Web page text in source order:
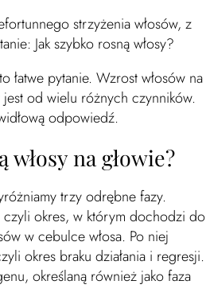
strzyżenia włosów, z
Jak szybko rosną włosy?
pytanie. Wzrost włosów na
od wielu różnych czynników.
odpowiedź.
włosy na głowie?
trzy odrębne fazy.
czyli okres, w którym dochodzi do
w cebulce włosa. Po niej
okres braku działania i regresji.
określaną również jako faza